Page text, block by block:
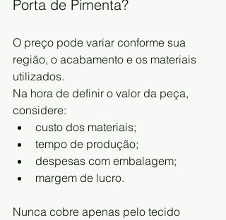
Porta de Pimenta?
O preço pode variar conforme sua
região, o acabamento e os materiais
utilizados.
Na hora de definir o valor da peça,
considere:
custo dos materiais;
tempo de produção;
despesas com embalagem;
margem de lucro.
Nunca cobre apenas pelo tecido